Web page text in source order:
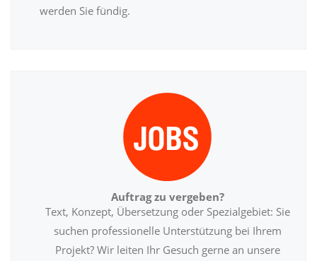
werden Sie fündig.
Auftrag zu vergeben?
Text, Konzept, Übersetzung oder Spezialgebiet: Sie
suchen professionelle Unterstützung bei Ihrem
Projekt? Wir leiten Ihr Gesuch gerne an unsere